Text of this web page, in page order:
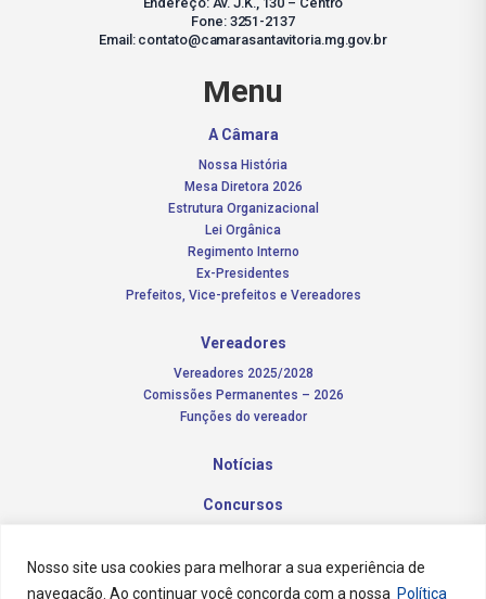
Nosso site usa cookies para melhorar a sua experiência de
navegação. Ao continuar você concorda com a nossa Política
Fone: 3251-2137
Email: contato@camarasantavitoria.mg.gov.br
Menu
A Câmara
Nossa História
Mesa Diretora 2026
Estrutura Organizacional
Lei Orgânica
Regimento Interno
Ex-Presidentes
Prefeitos, Vice-prefeitos e Vereadores
Vereadores
Vereadores 2025/2028
Comissões Permanentes – 2026
Funções do vereador
Notícias
Concursos
Contato